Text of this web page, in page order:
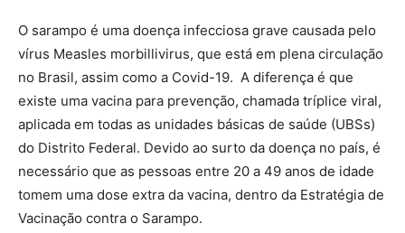
O sarampo é uma doença infecciosa grave causada pelo
vírus Measles morbillivirus, que está em plena circulação
no Brasil, assim como a Covid-19. A diferença é que
existe uma vacina para prevenção, chamada tríplice viral,
aplicada em todas as unidades básicas de saúde (UBSs)
do Distrito Federal. Devido ao surto da doença no país, é
necessário que as pessoas entre 20 a 49 anos de idade
tomem uma dose extra da vacina, dentro da Estratégia de
Vacinação contra o Sarampo.